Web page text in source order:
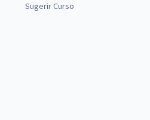
Paulista “Júlio de Mesquita Filho" -
para o Cargo de Enfermeiro
Sugerir Curso